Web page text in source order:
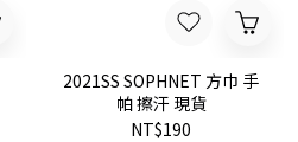
2021SS SOPHNET 方巾 手
帕 擦汗 現貨
NT$190